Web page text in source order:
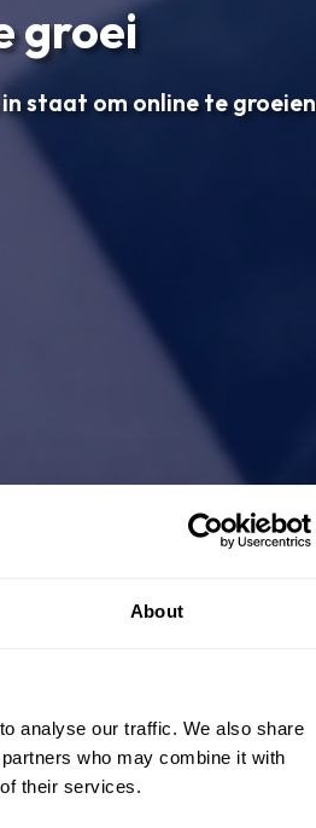
About
analyse our traffic. We also share
who may combine it with
their services.
groei
staat om online te groeien